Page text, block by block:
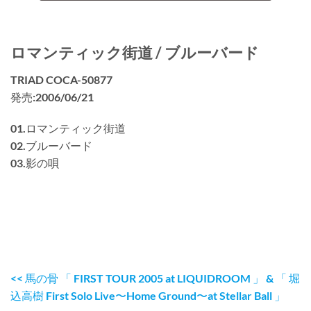
ロマンティック街道 / ブルーバード
TRIAD COCA-50877
発売:2006/06/21
01.ロマンティック街道
02.ブルーバード
03.影の唄
<< 馬の骨 「 FIRST TOUR 2005 at LIQUIDROOM 」 & 「 堀
込高樹 First Solo Live〜Home Ground〜at Stellar Ball 」